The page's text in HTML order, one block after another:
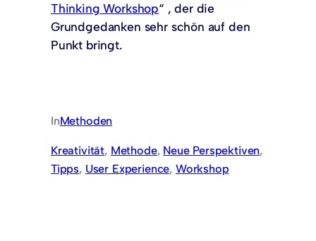
Thinking Workshop“ , der die
Grundgedanken sehr schön auf den
Punkt bringt.
InMethoden
Kreativität, Methode, Neue Perspektiven
Tipps, User Experience, Workshop